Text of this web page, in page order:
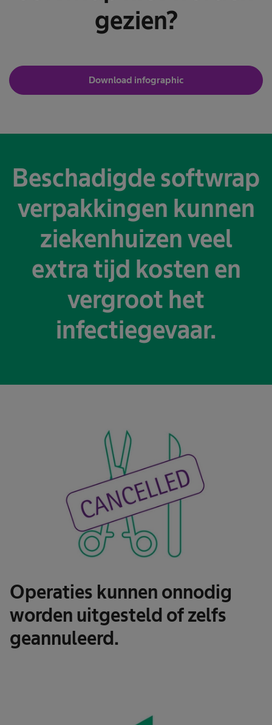
gezien?
Download infographic
Beschadigde softwrap
verpakkingen kunnen
ziekenhuizen veel
extra tijd kosten en
vergroot het
infectiegevaar.
Operaties kunnen onnodig
worden uitgesteld of zelfs
geannuleerd.